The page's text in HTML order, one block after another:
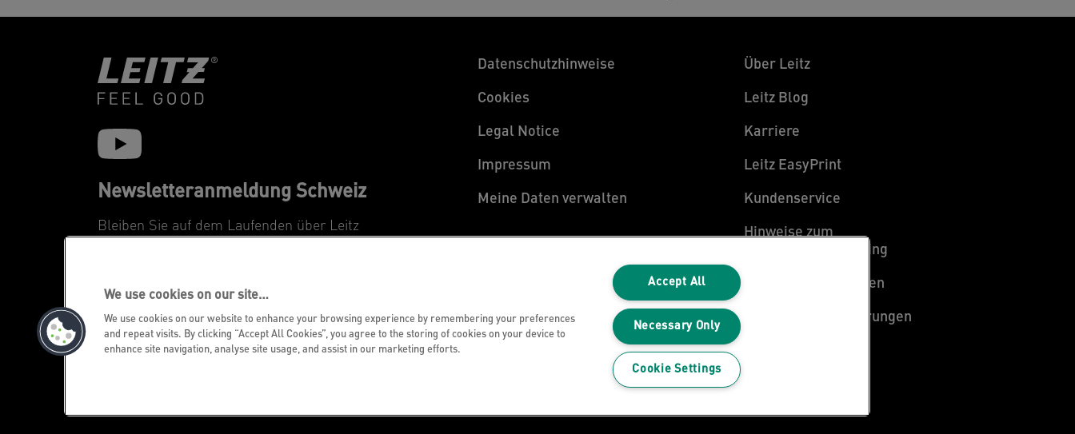
Newsletteranmeldung Schweiz
Bleiben Sie auf dem Laufenden über Leitz
Datenschutzhinweise
Cookies
Legal Notice
Impressum
Meine Daten verwalten
Über Leitz
Leitz Blog
Karriere
Leitz EasyPrint
Kundenservice
Hinweise zum
Verpackungsrecycling
Garantiebedingungen
Konformitätserklärungen
We use cookies on our site…
We use cookies on our website to enhance your browsing experience by remembering your preferences
and repeat visits. By clicking “Accept All Cookies”, you agree to the storing of cookies on your device to
enhance site navigation, analyse site usage, and assist in our marketing efforts.
Accept All
Necessary Only
Cookie Settings